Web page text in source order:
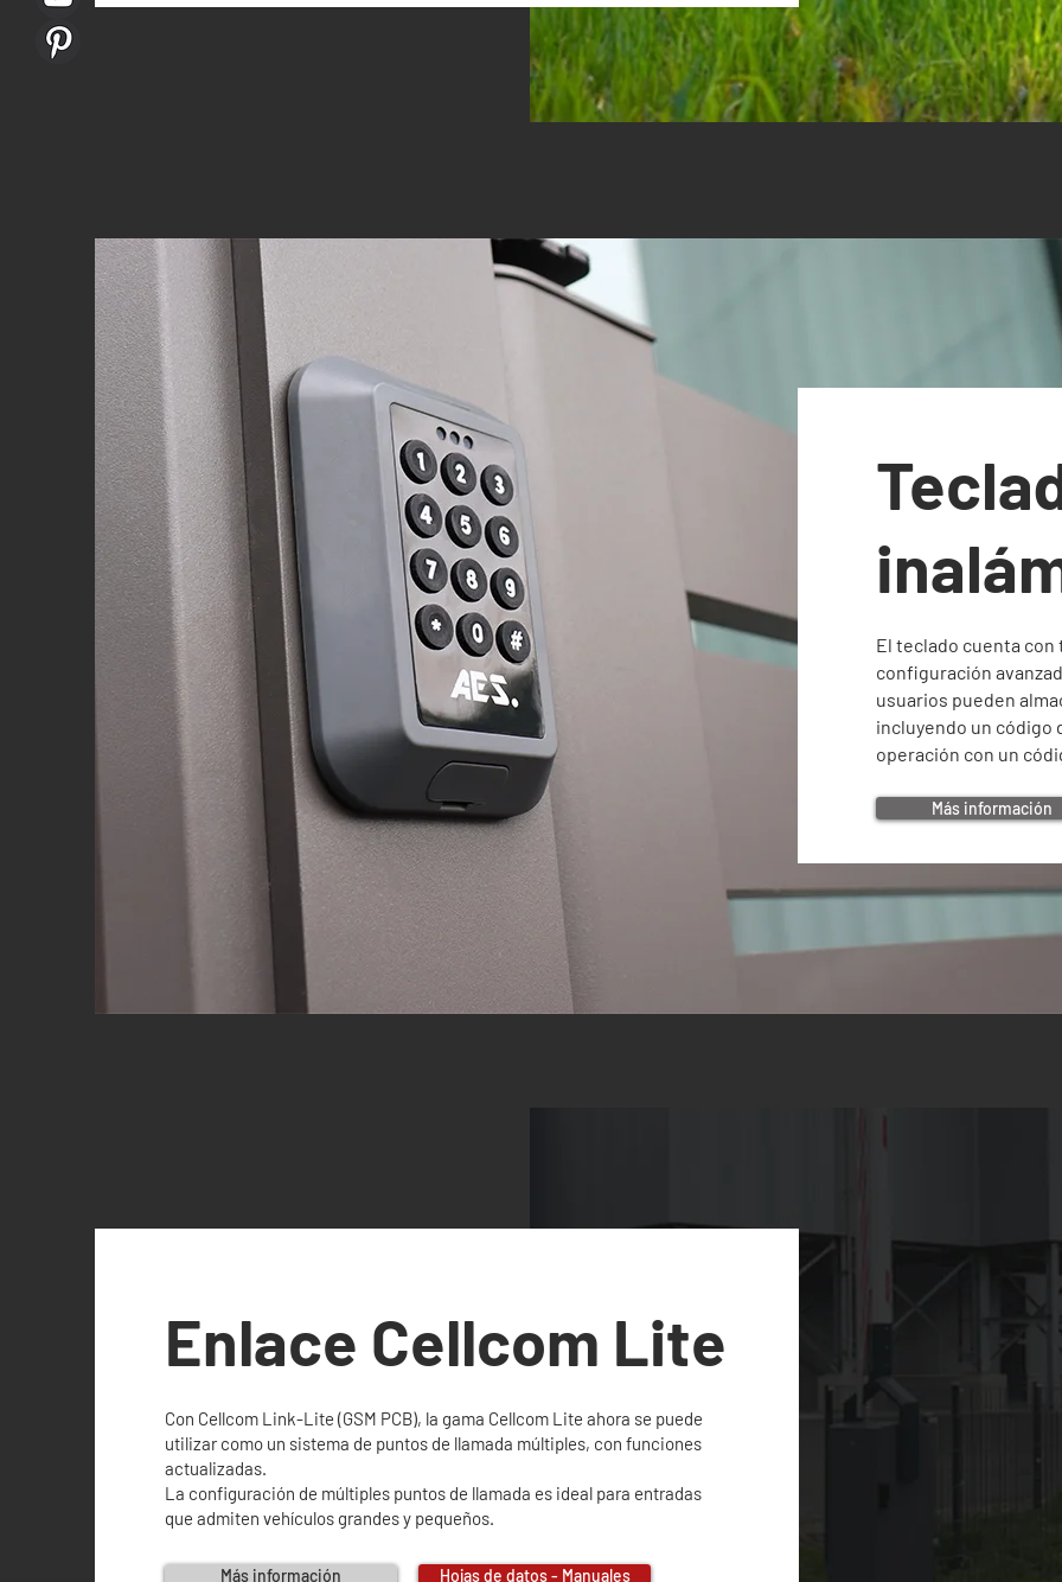
El teclado cuenta
configuración
usuarios pueden
incluyendo un código
operación con un
Más información
Enlace Cellcom Lite
Con Cellcom Link-Lite (GSM PCB), la gama Cellcom Lite ahora se puede
utilizar como un sistema de puntos de llamada múltiples, con funciones
actualizadas.
La configuración de múltiples puntos de llamada es ideal para entradas
que admiten vehículos grandes y pequeños.
Más información Hojas de datos - Manuales